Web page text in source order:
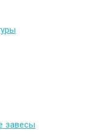
завесы